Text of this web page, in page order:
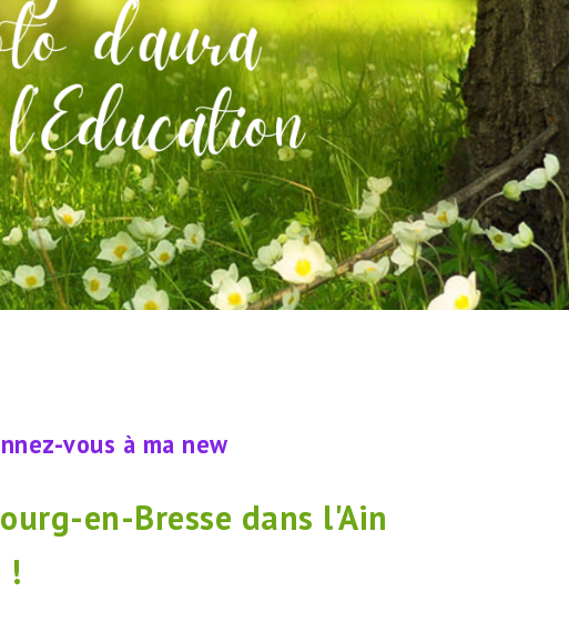
vous à ma newsletter
en-Bresse dans l'Ain
!